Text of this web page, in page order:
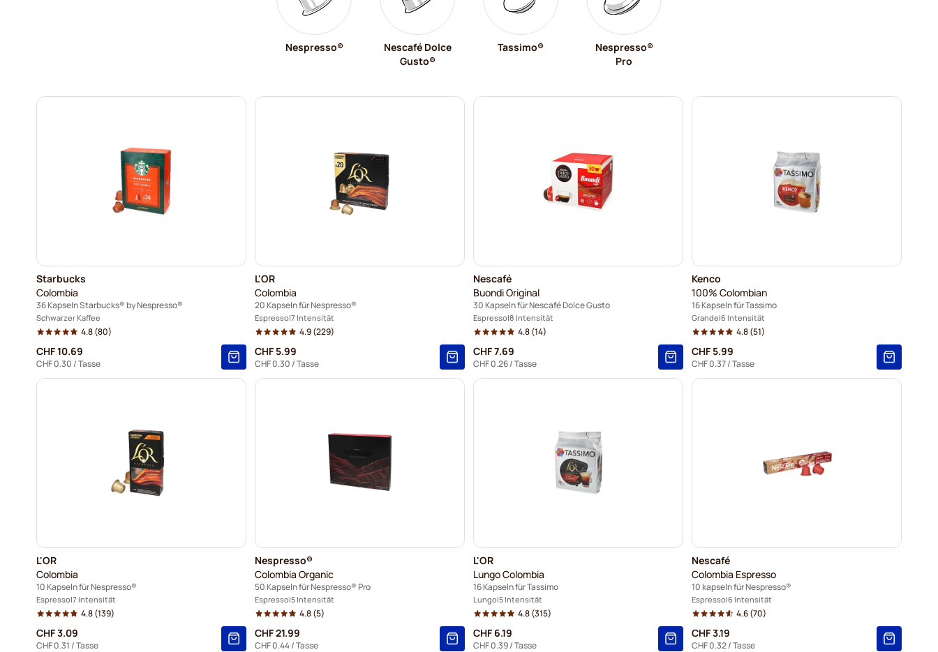
Nespresso®
Nescafé Dolce
Gusto®
Tassimo®
Nespresso®
Pro
Starbucks
Colombia
36 Kapseln Starbucks® by Nespresso®
Schwarzer Kaffee
4.8(80)
CHF 10.69
CHF 0.30 / Tasse
L'OR
Colombia
20 Kapseln für Nespresso®
Espresso 7 Intensität
4.9(229)
CHF 5.99
CHF 0.30 / Tasse
Nescafé
Buondi Original
30 Kapseln für Nescafé Dolce Gusto
Espresso 8 Intensität
4.8(14)
CHF 7.69
CHF 0.26/ Tasse
Kenco
100% Colombian
16 Kapseln für Tassimo
Grande 6 Intensität
4.8(51)
CHF 5.99
CHF 0.37/ Tasse
L'OR
Colombia
10 Kapseln für Nespresso®
Espresso 7 Intensität
4.8(139)
CHF 3.09
CHF 0.31 / Tasse
Nespresso®
Colombia Organic
50 Kapseln für Nespresso® Pro
Espresso 5 Intensität
4.8(5)
CHF 21.99
CHF 0.44/ Tasse
L'OR
Lungo Colombia
16 Kapseln für Tassimo
Lungo 5 Intensität
4.8(315)
CHF 6.19
CHF 0.39/ Tasse
Nescafé
Colombia Espresso
10 kapseln für Nespresso®
Espresso 6 Intensität
4.6(70)
CHF 3.19
CHF 0.32/ Tasse